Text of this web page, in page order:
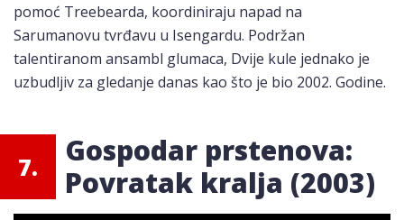
pomoć Treebearda, koordiniraju napad na
Sarumanovu tvrđavu u Isengardu. Podržan
talentiranom ansambl glumaca, Dvije kule jednako je
uzbudljiv za gledanje danas kao što je bio 2002. Godine.
7.
Gospodar prstenova:
Povratak kralja (2003)